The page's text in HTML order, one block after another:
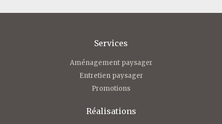
Services
Aménagement paysager
Entretien paysager
Promotions
Réalisations